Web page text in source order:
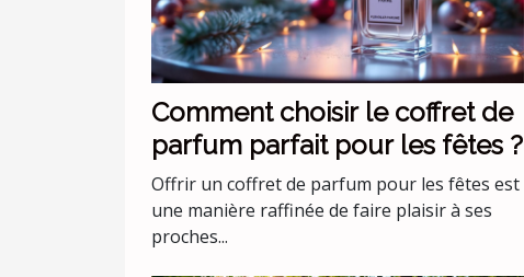
Comment choisir le coffret de
parfum parfait pour les fêtes ?
Offrir un coffret de parfum pour les fêtes est
une manière raffinée de faire plaisir à ses
proches...